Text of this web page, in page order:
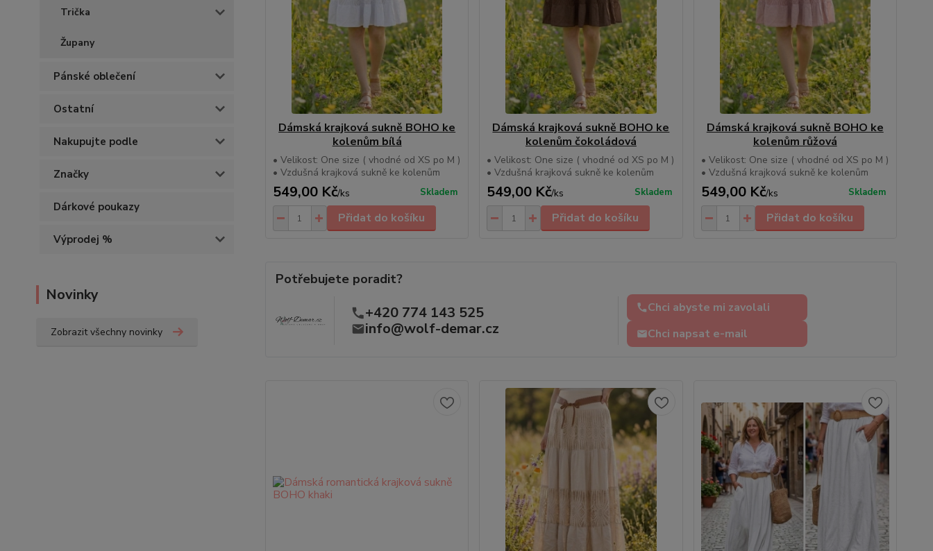
Trička
Župany
Pánské oblečení
Ostatní
Nakupujte podle
Značky
Dárkové poukazy
Výprodej %
Novinky
Zobrazit všechny novinky
Dámská krajková sukně BOHO ke
kolenům bílá
• Velikost: One size ( vhodné od XS po M )
• Vzdušná krajková sukně ke kolenům
549,00 Kč/ks Skladem
Přidat do košíku
Dámská krajková sukně BOHO ke
kolenům čokoládová
• Velikost: One size ( vhodné od XS po M )
• Vzdušná krajková sukně ke kolenům
549,00 Kč/ks Skladem
Přidat do košíku
Dámská krajková sukně BOHO ke
kolenům růžová
• Velikost: One size ( vhodné od XS po M )
• Vzdušná krajková sukně ke kolenům
549,00 Kč/ks Skladem
Přidat do košíku
Potřebujete poradit?
+420 774 143 525
info@wolf-demar.cz
Chci abyste mi zavolali
Chci napsat e-mail